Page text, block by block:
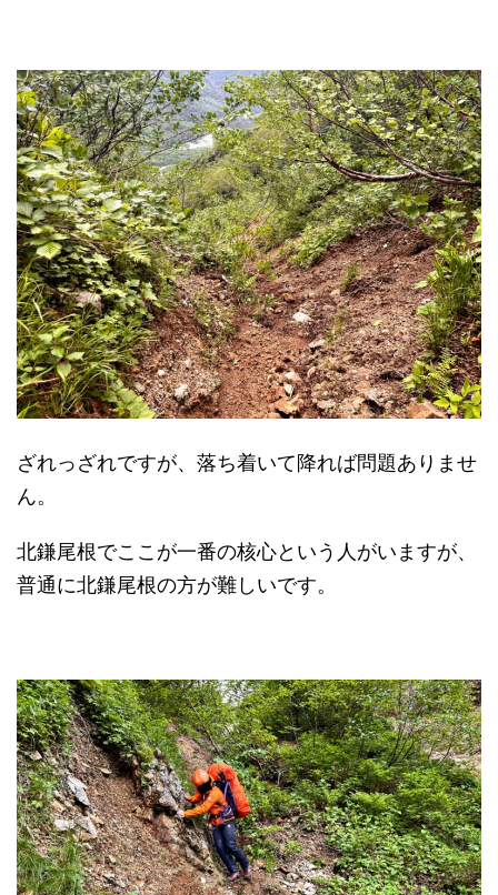
ざれっざれですが、落ち着いて降れば問題ありませ
ん。
北鎌尾根でここが一番の核心という人がいますが、
普通に北鎌尾根の方が難しいです。